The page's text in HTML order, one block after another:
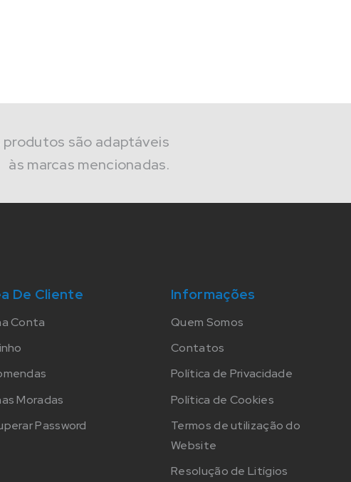
produtos são adaptáveis
às marcas mencionadas.
De Cliente
Conta
Moradas
Password
Informações
Quem Somos
Contatos
Política de Privacidade
Política de Cookies
Termos de utilização do
Website
Resolução de Litígios